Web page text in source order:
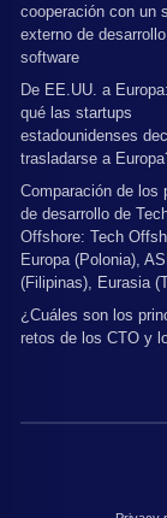
cooperación con un
externo de
software
De EE.UU. a
qué las startups
estadounidenses
trasladarse a
Comparación de los
de desarrollo de
Offshore: Tech
Europa (Polonia),
(Filipinas), Eurasia
¿Cuáles son los
retos de los CTO y